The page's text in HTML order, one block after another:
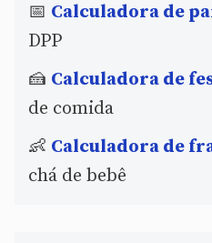
📅 Calculadora de
DPP
🍰 Calculadora de
de comida
👶 Calculadora de
chá de bebê